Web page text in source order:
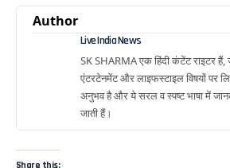
Author
Live India News
SK SHARMA एक हिंदी कंटेंट राइटर
एंटरटेनमेंट और लाइफस्टाइल विषयों पर
अनुभव है और ये सरल व स्पष्ट भाषा में
जाती हैं।
Share this: